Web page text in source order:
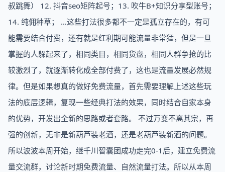
叔跳舞） 12. 抖音seo矩阵起号；13. 吹牛B+知识分享型账号；
14. 纯佣种草； …这些打法很多都不一定是孤立存在的，有可
能需要结合付费，还有就是红利期可能流量非常猛，但是一旦
掌握的人躲起来了，相同类目，相同货盘，相同人群争抢的比
较激烈了，就逐渐转化成全部付费了，这也是流量发展必然规
律。但是如果想真的做好免费流量，首先需要理解上述这些玩
法的底层逻辑，复现一些经典打法的效果，同时结合自家本身
的优势，开发出全新的思路或者套路。 不过万变不离其宗，再
强的创新，无非是新葫芦装老酒，还是老葫芦装新酒的问题。
所以波波本周开始，继千川智囊团成功走完0-1后，建立免费流
量交流群，讨论新时期免费流量、自然流量打法。所以从本周